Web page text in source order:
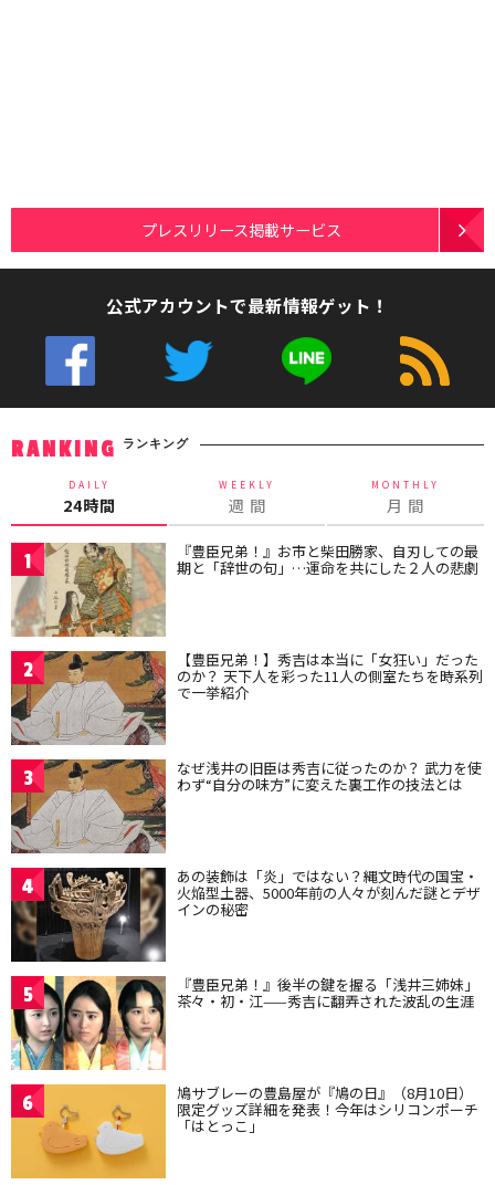
プレスリリース掲載サービス
公式アカウントで最新情報ゲット！
RANKING ランキング
DAILY
24時間
WEEKLY
週 間
MONTHLY
月 間
1 『豊臣兄弟！』お市と柴田勝家、自刃しての最
期と「辞世の句」…運命を共にした２人の悲劇
2 【豊臣兄弟！】秀吉は本当に「女狂い」だった
のか？ 天下人を彩った11人の側室たちを時系列
で一挙紹介
3 なぜ浅井の旧臣は秀吉に従ったのか？ 武力を使
わず“自分の味方”に変えた裏工作の技法とは
4 あの装飾は「炎」ではない？縄文時代の国宝・
火焔型土器、5000年前の人々が刻んだ謎とデザ
インの秘密
5 『豊臣兄弟！』後半の鍵を握る「浅井三姉妹」
茶々・初・江——秀吉に翻弄された波乱の生涯
6 鳩サブレーの豊島屋が『鳩の日』（8月10日）
限定グッズ詳細を発表！今年はシリコンポーチ
「はとっこ」